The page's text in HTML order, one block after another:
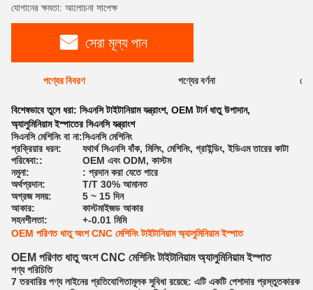
যোগানের ক্ষমতা: আলোচনা সাপেক্ষ
সেরা মূল্য পান
পণ্যের বিবরণ পণ্যের বর্ণনা
বিশেষভাবে তুলে ধরা: সিএনসি টাইটানিয়াম যন্ত্রাংশ, OEM টার্ন ধাতু উপাদান,
অ্যালুমিনিয়াম ইস্পাতের সিএনসি যন্ত্রাংশ
সিএনসি মেশিনিং বা না:সিএনসি মেশিনিং
প্রক্রিয়ার ধরন:
যথার্থ সিএনসি বাঁক, মিলিং, মেশিনিং, গ্রাইন্ডিং, ইডিএম তারের কাটা
পরিষেবা::
OEM এবং ODM, কাস্টম
নমুনা:
: প্রদান করা যেতে পারে
অর্থপ্রদান:
T/T 30% আমানত
অগ্রজ সময়:
5 ~ 15 দিন
আকার:
কাস্টমাইজড আকার
সহনশীলতা:
+-0.01 মিমি
OEM পরিণত ধাতু অংশ CNC মেশিনিং টাইটানিয়াম অ্যালুমিনিয়াম ইস্পাত
OEM পরিণত ধাতু অংশ CNC মেশিনিং টাইটানিয়াম অ্যালুমিনিয়াম ইস্পাত
পণ্য পরিচিতি
7 তরবারির পণ্য লাইনের প্রতিযোগিতামূলক সুবিধা রয়েছে: এটি একটি পেশাদার প্রস্তুতকারক